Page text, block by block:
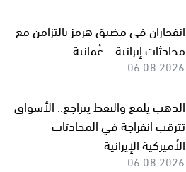
انفجاران في مضيق هرمز بالتزامن مع
محادثات إيرانية – عُمانية
06.08.2026
الذهب يلمع والنفط يتراجع.. الأسواق
تترقب انفراجة في المحادثات
الأميركية الإيرانية
06.08.2026